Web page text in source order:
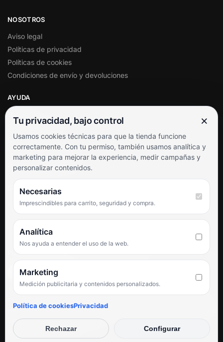
NOSOTROS
Aviso legal
Políticas de privacidad
Políticas de cookies
Condiciones de envío y devoluciones
AYUDA
Soporte al cliente
Contacto
Términos y condiciones
Preguntas frecuentes
SÍGUENOS
Facebook
TikTok
PUNTUACIÓN DE 4,6 SOBRE 5 EN GOOGLE
★★★★★
Hemos comprado en varias ocasiones y siempre dan respuesta.
Espectacular, servicio de 10.»
Iván Rodríguez Ramos
Tu privacidad, bajo control ×
Usamos cookies técnicas para que la tienda funcione
correctamente. Con tu permiso, también usamos analítica y
marketing para mejorar la experiencia, medir campañas y
personalizar contenidos.
Necesarias
Imprescindibles para carrito, seguridad y compra.
Analítica
Nos ayuda a entender el uso de la web.
Marketing
Medición publicitaria y contenidos personalizados.
Política de cookiesPrivacidad
Rechazar Configurar